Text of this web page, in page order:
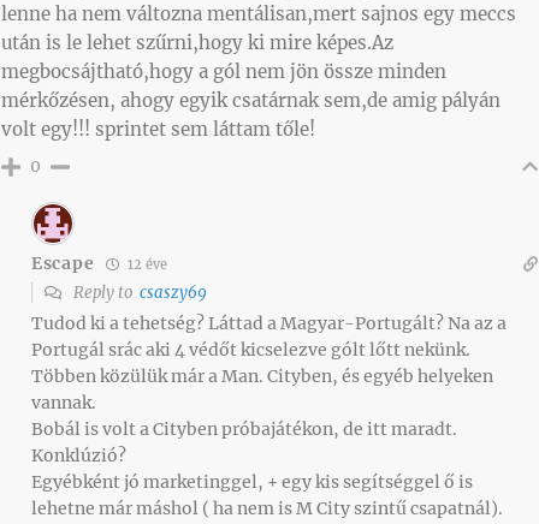
lenne ha nem változna mentálisan,mert sajnos egy meccs
után is le lehet szűrni,hogy ki mire képes.Az
megbocsájtható,hogy a gól nem jön össze minden
mérkőzésen, ahogy egyik csatárnak sem,de amig pályán
volt egy!!! sprintet sem láttam tőle!
0
Escape 12 éve
Reply to csaszy69
Tudod ki a tehetség? Láttad a Magyar-Portugált? Na az a
Portugál srác aki 4 védőt kicselezve gólt lőtt nekünk.
Többen közülük már a Man. Cityben, és egyéb helyeken
vannak.
Bobál is volt a Cityben próbajátékon, de itt maradt.
Konklúzió?
Egyébként jó marketinggel, + egy kis segítséggel ő is
lehetne már máshol ( ha nem is M City szintű csapatnál).